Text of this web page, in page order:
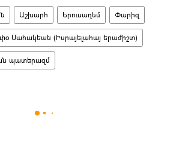
Աշխարհ Երուսաղեմ Փարիզ
Սահակեան (Իսրայելահայ երաժիշտ)
պատերազմ